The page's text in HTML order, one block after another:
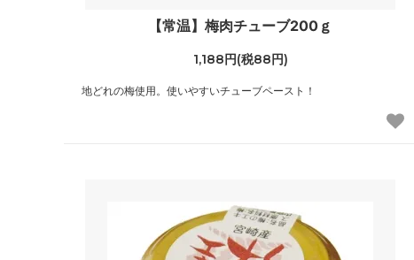
【常温】梅肉チューブ200ｇ
1,188円(税88円)
地どれの梅使用。使いやすいチューブペースト！